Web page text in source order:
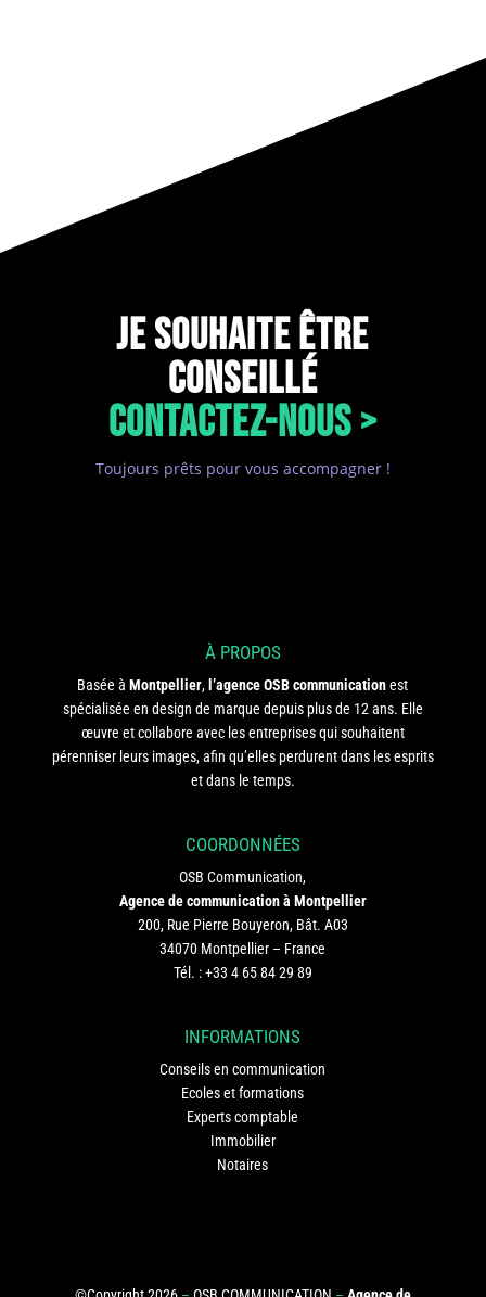
JE SOUHAITE ÊTRE
CONSEILLÉ
CONTACTEZ-NOUS >
Toujours prêts pour vous accompagner !
À PROPOS
Basée àMontpellier, l’agence OSB communicationest
spécialisée en design de marque depuis plus de 12 ans. Elle
œuvre et collabore avec les entreprises qui souhaitent
pérenniser leurs images, afin qu’elles perdurent dans les esprits
et dans le temps.
COORDONNÉES
OSB Communication,
Agence de communication à Montpellier
200, Rue Pierre Bouyeron, Bât. A03
34070 Montpellier – France
Tél. :+33 4 65 84 29 89
INFORMATIONS
Conseils en communication
Ecoles et formations
Experts comptable
Immobilier
Notaires